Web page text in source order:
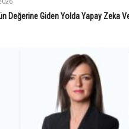
Değerine Giden Yolda Yapay Zeka